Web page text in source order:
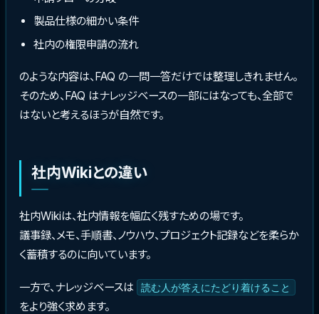
製品仕様の細かい条件
社内の権限申請の流れ
のような内容は、FAQ の一問一答だけでは整理しきれません。
そのため、FAQ はナレッジベースの一部にはなっても、全部で
はないと考えるほうが自然です。
社内Wikiとの違い
社内Wikiは、社内情報を幅広く残すための場です。
議事録、メモ、手順書、ノウハウ、プロジェクト記録などを柔らか
く蓄積するのに向いています。
一方で、ナレッジベースは 読む人が答えにたどり着けること
をより強く求めます。